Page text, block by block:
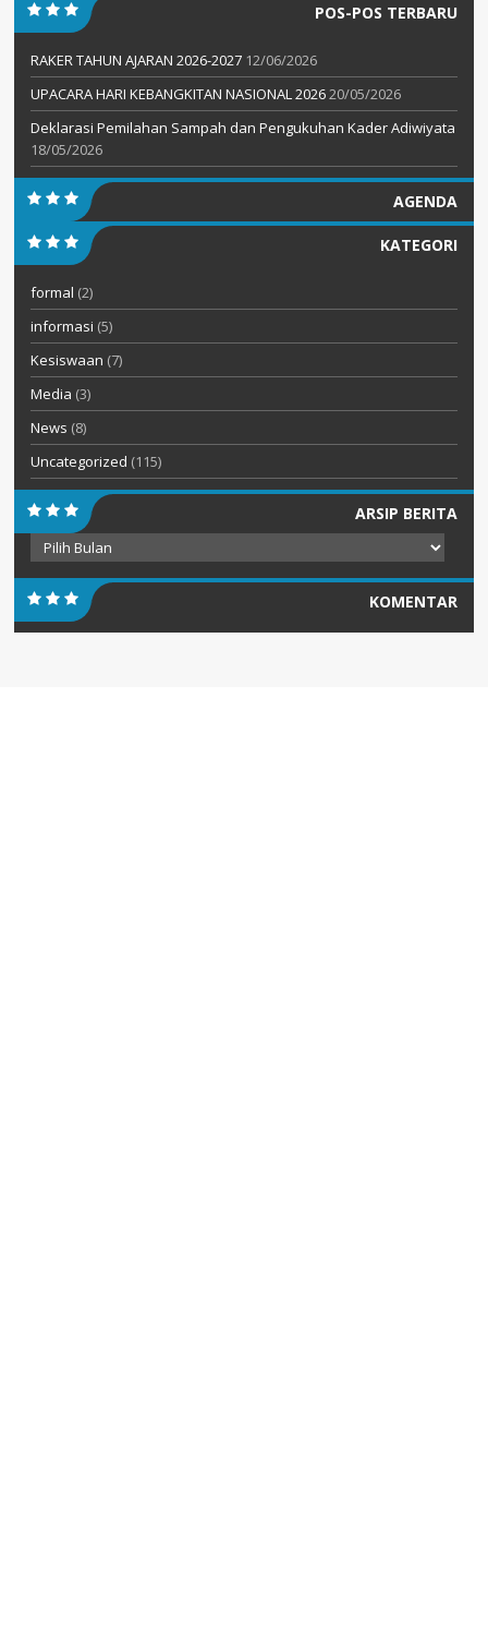
POS-POS TERBARU
RAKER TAHUN AJARAN 2026-2027 12/06/2026
UPACARA HARI KEBANGKITAN NASIONAL 202620/05/2026
Deklarasi Pemilahan Sampah dan Pengukuhan Kader Adiwiyata
18/05/2026
AGENDA
KATEGORI
formal (2)
informasi (5)
Kesiswaan (7)
Media (3)
News (8)
Uncategorized (115)
ARSIP BERITA
Arsip
Berita
KOMENTAR